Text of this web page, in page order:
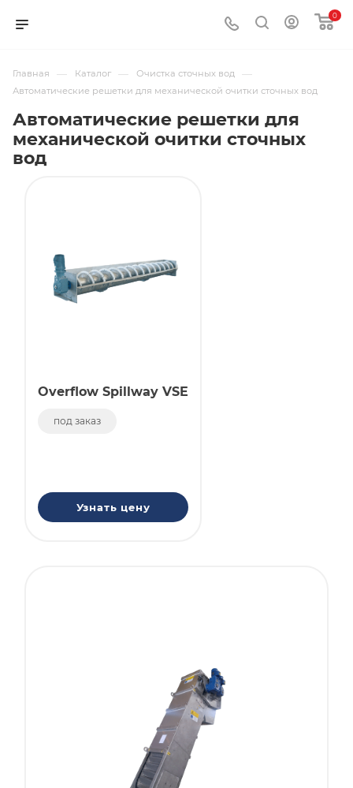
0
Главная — Каталог — Очистка сточных вод —
Автоматические решетки для механической очитки сточных вод
Автоматические решетки для
механической очитки сточных
вод
Overflow Spillway VSE
под заказ
Узнать цену